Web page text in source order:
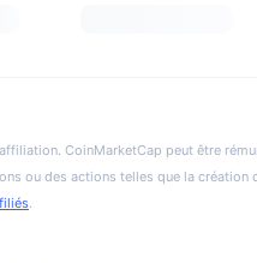
CoinMarketCap peut être
ou des actions telles que la création
.